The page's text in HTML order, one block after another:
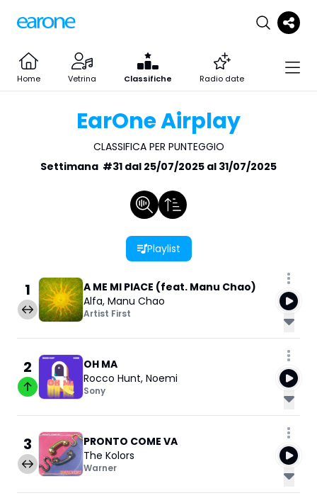
Home Vetrina Classifiche Radio date
EarOne Airplay
CLASSIFICA PER PUNTEGGIO
Settimana #31 dal 25/07/2025 al 31/07/2025
Playlist
1
A ME MI PIACE (feat. Manu Chao)
Alfa, Manu Chao
Artist First
2
OH MA
Rocco Hunt, Noemi
Sony
3
PRONTO COME VA
The Kolors
Warner